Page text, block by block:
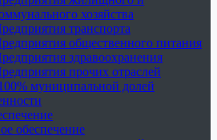
хозяйства
транспорта
общественного питания
здравоохранения
прочих отраслей
муниципальной долей
обеспечение